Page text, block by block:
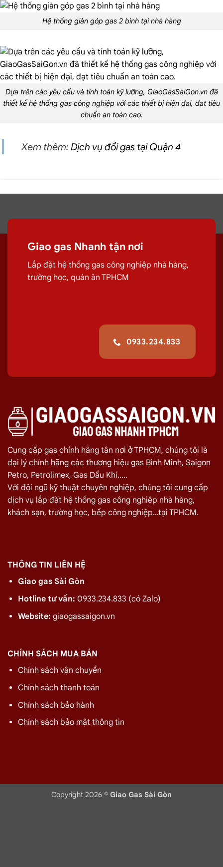
Hệ thống giàn góp gas 2 bình tại nhà hàng
Dựa trên các yêu cầu và tính toán kỹ lưỡng, GiaoGasSaiGon.vn đã
thiết kế hệ thống gas công nghiệp với các thiết bị hiện đại, đạt tiêu
chuẩn an toàn cao.
Xem thêm: Dịch vụ đổi gas tại Quận 4
Giao gas Nhanh tận nơi
Lắp đặt hệ thống gas công nghiệp nhà hàng,
trường học, quán ăn TPHCM
0933.234.833
Cung cấp gas chính hãng tận nơi ở TPHCM, chúng tôi là
đại lý chính hãng các thương hiệu gas Bình Minh, Saigon
Petro, Petrolimex, Gas Dầu Khí.....
Với đội ngũ kỹ thuật chuyên nghiệp, chúng tôi cung cấp
dịch vụ lắp đặt hệ thống gas công nghiệp nhà hàng,
khách sạn, trường học, bếp công nghiệp...tại TPHCM.
THÔNG TIN LIÊN HỆ
Giao gas Sài Gòn
Hotline tư vấn: 0933.234.833 (có Zalo)
Website: giaogassaigon.vn
CHÍNH SÁCH MUA BÁN
Chính sách vận chuyển
Chính sách thanh toán
Chính sách bảo hành
Chính sách bảo mật thông tin
Copyright 2026 © Giao Gas Sài Gòn